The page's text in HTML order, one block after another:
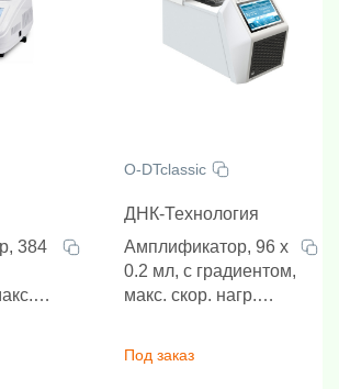
384
O-DTclassic
ДНК-Технология
Амплификатор, 96 x
0.2 мл, c градиентом,
макс. скор. нагр.
Под заказ